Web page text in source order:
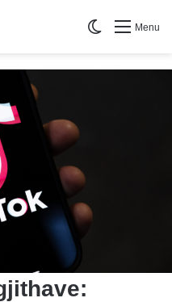
Menu
Switch skin